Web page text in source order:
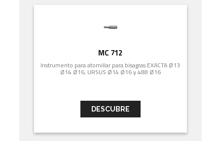
MC 712
Instrumento para atornillar para bisagras EXACTA Ø13
Ø14 Ø16, URSUS Ø14 Ø16 y 488 Ø16
DESCUBRE